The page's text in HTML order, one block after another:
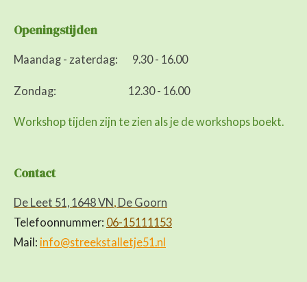
Openingstijden
Maandag - zaterdag: 9.30 - 16.00
Zondag: 12.30 - 16.00
Workshop tijden zijn te zien als je de workshops boekt.
Contact
De Leet 51, 1648 VN , De Goorn
Telefoonnummer: 06-15111153
Mail: info@streekstalletje51.nl